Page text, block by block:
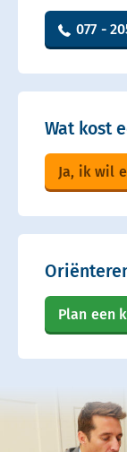
077 -
Wat kost
Ja, ik wil
Plan een